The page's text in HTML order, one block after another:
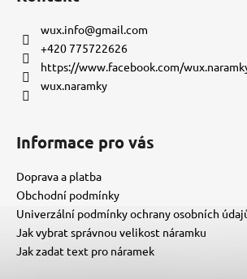
wux.info@gmail.com
+420 775722626
https://www.facebook.com/
wux.naramky
Informace pro vás
Doprava a platba
Obchodní podmínky
Univerzální podmínky ochrany osobních
Jak vybrat správnou velikost náramku
Jak zadat text pro náramek